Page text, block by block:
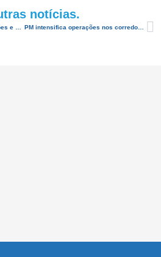
notícias.
RN ganha resort de R$ 100 milhões e mais quatro novos voos PM intensifica operações nos corredores turísticos